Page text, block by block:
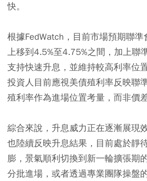
快。
根據FedWatch，目前市場預期聯
上移到4.5%至4.75%之間，加上聯
支持快速升息，並維持較高利率位
投資人目前應視美債殖利率反映聯
殖利率作為進場位置考量，而非價
綜合來說，升息威力正在逐漸展現
也陸續反映升息結果，目前處於靜
膨，景氣順利切換到新一輪擴張期
分批進場，或者透過專業團隊操盤